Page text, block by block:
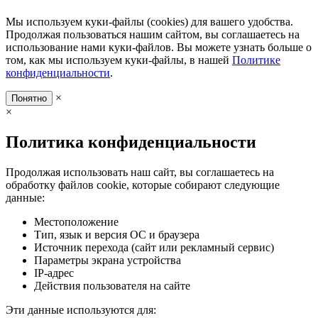
Мы используем куки-файлы (cookies) для вашего удобства.
Продолжая пользоваться нашим сайтом, вы соглашаетесь на
использование нами куки-файлов. Вы можете узнать больше о
том, как мы используем куки-файлы, в нашей Политике
конфиденциальности.
Понятно
×
×
Политика конфиденциальности
Продолжая использовать наш сайт, вы соглашаетесь на
обработку файлов cookie, которые собирают следующие
данные:
Местоположение
Тип, язык и версия ОС и браузера
Источник перехода (сайт или рекламный сервис)
Параметры экрана устройства
IP-адрес
Действия пользователя на сайте
Эти данные используются для: